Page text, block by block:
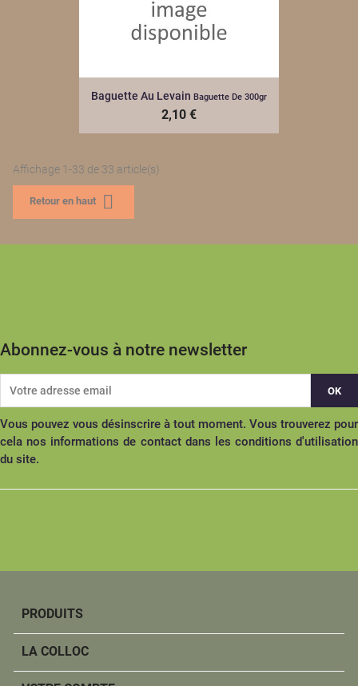
Baguette Au Levain Baguette De 300gr
2,10 €
Affichage 1-33 de 33 article(s)
Retour en haut 
Abonnez-vous à notre newsletter
Vous pouvez vous désinscrire à tout moment. Vous trouverez pour
cela nos informations de contact dans les conditions d'utilisation
du site.
PRODUITS
LA COLLOC